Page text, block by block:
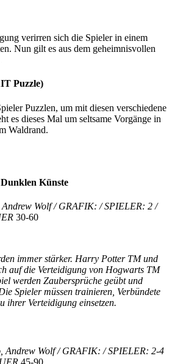
verirren sich die Spieler in einem
Nun gilt es aus dem geheimnisvollen
Puzzle)
Puzzlen, um mit diesen verschiedene
es dieses Mal um seltsame Vorgänge in
Waldrand.
Künste
Wolf / GRAFIK: / SPIELER: 2 /
30-60
immer stärker. Harry Potter TM und
auf die Verteidigung von Hogwarts TM
werden Zaubersprüche geübt und
Spieler müssen trainieren, Verbündete
ihrer Verteidigung einsetzen.
Wolf / GRAFIK: / SPIELER: 2-4
45-90